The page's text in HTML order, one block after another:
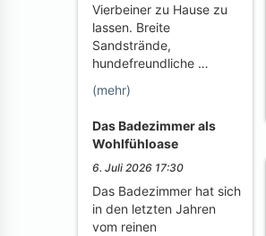
Vierbeiner zu Hause zu
lassen. Breite
Sandstrände,
hundefreundliche …
(mehr)
Das Badezimmer als
Wohlfühloase
6. Juli 2026 17:30
Das Badezimmer hat sich
in den letzten Jahren
vom reinen